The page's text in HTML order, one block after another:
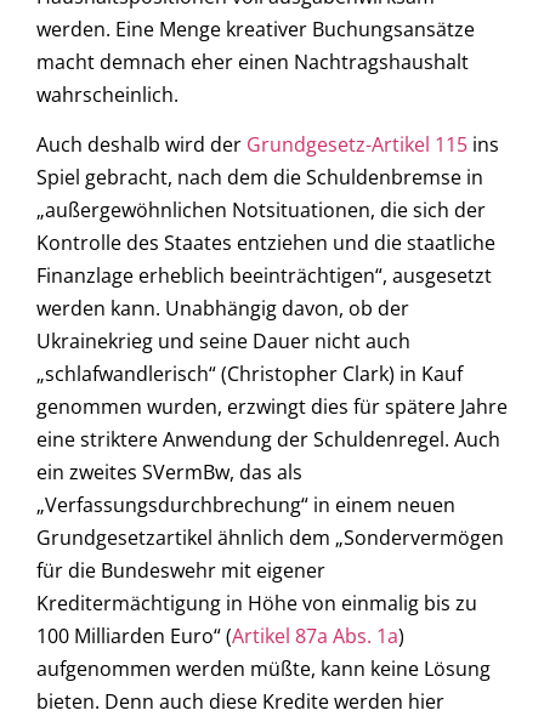
werden. Eine Menge kreativer Buchungsansätze
macht demnach eher einen Nachtragshaushalt
wahrscheinlich.
Auch deshalb wird der Grundgesetz-Artikel 115 ins
Spiel gebracht, nach dem die Schuldenbremse in
„außergewöhnlichen Notsituationen, die sich der
Kontrolle des Staates entziehen und die staatliche
Finanzlage erheblich beeinträchtigen“, ausgesetzt
werden kann. Unabhängig davon, ob der
Ukrainekrieg und seine Dauer nicht auch
„schlafwandlerisch“ (Christopher Clark) in Kauf
genommen wurden, erzwingt dies für spätere Jahre
eine striktere Anwendung der Schuldenregel. Auch
ein zweites SVermBw, das als
„Verfassungsdurchbrechung“ in einem neuen
Grundgesetzartikel ähnlich dem „Sondervermögen
für die Bundeswehr mit eigener
Kreditermächtigung in Höhe von einmalig bis zu
100 Milliarden Euro“ (Artikel 87a Abs. 1a)
aufgenommen werden müßte, kann keine Lösung
bieten. Denn auch diese Kredite werden hier